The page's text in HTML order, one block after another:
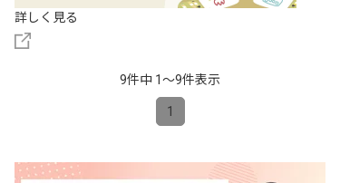
詳しく見る
9件中 1〜9件表示
1